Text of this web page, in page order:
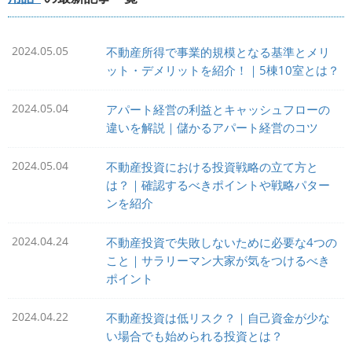
2024.05.05
不動産所得で事業的規模となる基準とメリ
ット・デメリットを紹介！｜5棟10室とは？
2024.05.04
アパート経営の利益とキャッシュフローの
違いを解説｜儲かるアパート経営のコツ
2024.05.04
不動産投資における投資戦略の立て方と
は？｜確認するべきポイントや戦略パター
ンを紹介
2024.04.24
不動産投資で失敗しないために必要な4つの
こと｜サラリーマン大家が気をつけるべき
ポイント
2024.04.22
不動産投資は低リスク？｜自己資金が少な
い場合でも始められる投資とは？